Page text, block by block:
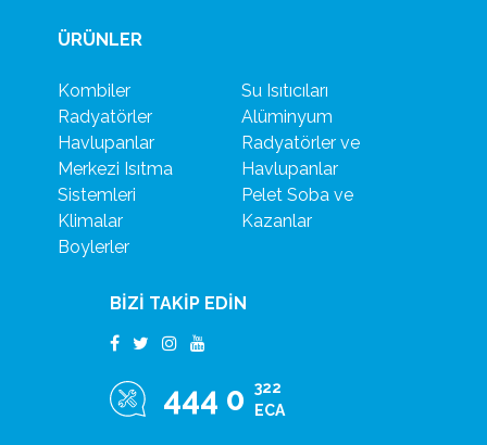
ÜRÜNLER
Kombiler
Radyatörler
Havlupanlar
Merkezi Isıtma
Sistemleri
Klimalar
Boylerler
Su Isıtıcıları
Alüminyum
Radyatörler ve
Havlupanlar
Pelet Soba ve
Kazanlar
BİZİ TAKİP EDİN
444 0
322
ECA